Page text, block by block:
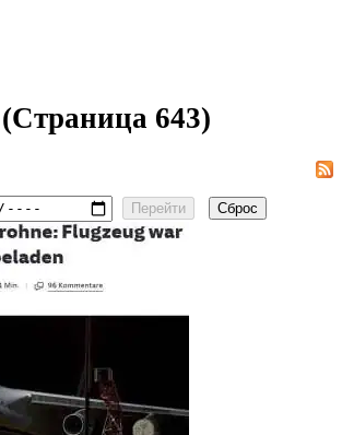
(Страница 643)
Перейти
Сброс